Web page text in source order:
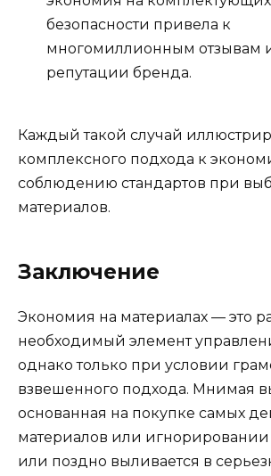
безопасности привела к
многомиллионным отзывам
репутации бренда.
Каждый такой случай
комплексного подхода к
соблюдению стандартов при
материалов.
Заключение
Экономия на материалах — это
необходимый элемент
однако только при условии
взвешенного подхода. Мнимая
основанная на покупке самых
материалов или игнорировании
или поздно выливается в